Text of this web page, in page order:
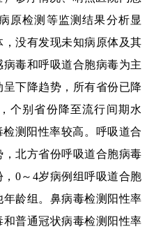
原检测等监测结果分析显
没有发现未知病原体及其
毒和呼吸道合胞病毒为主
下降趋势，所有省份已降
个别省份降至流行间期水
测阳性率较高。呼吸道合
北方省份呼吸道合胞病毒
0～ 4岁病例组呼吸道合胞
龄组。鼻病毒检测阳性率
普通冠状病毒检测阳性率